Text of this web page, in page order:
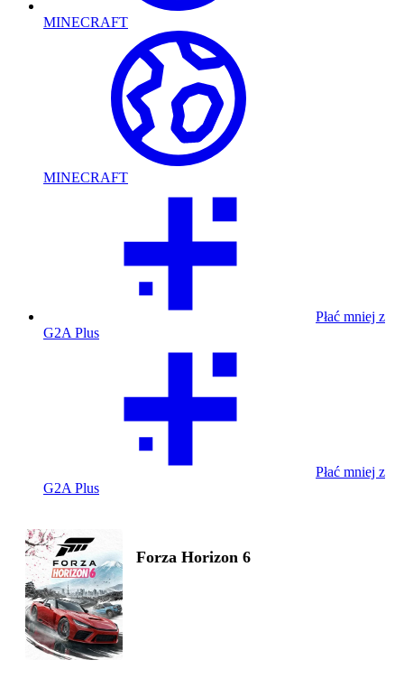
MINECRAFT
MINECRAFT
Płać mniej z
G2A Plus
Płać mniej z
G2A Plus
Forza Horizon 6